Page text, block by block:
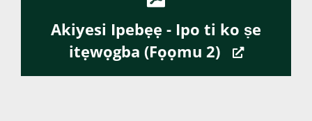
Akiyesi Ipebẹẹ - Ipo ti ko ṣe
itẹwọgba (Fọọmu 2)